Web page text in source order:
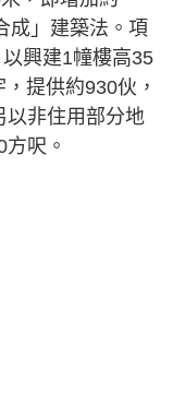
成」建築法。項
興建1幢樓高35
提供約930伙，
以非住用部分地
呎。